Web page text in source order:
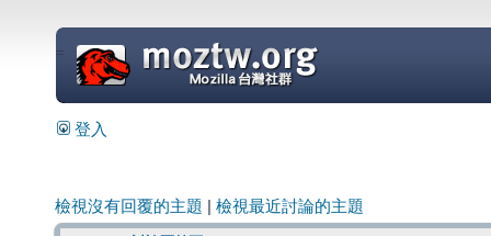
=
登入
檢視沒有回覆的主題 檢視最近討論的主題